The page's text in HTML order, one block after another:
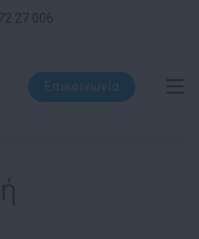
Επικοινωνία